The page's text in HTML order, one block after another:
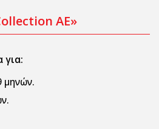
AE»
για:
μηνών.